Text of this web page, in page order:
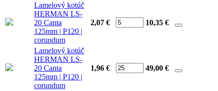
Lamelový kotúč
HERMAN LS-
20 Canta
125mm | P120 |
corundum
2,07 € 10,35 €
Lamelový kotúč
HERMAN LS-
20 Canta
125mm | P120 |
corundum
1,96 € 49,00 €